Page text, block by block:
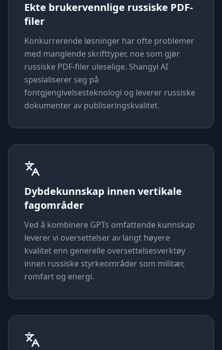
Ekte brukervennlige russiske PDF-
filer
Konkurrerende løsninger har ofte problemer
med manglende skrifttyper, noe som gjør
russiske PDF-filer uleselige. Shangyi AI
spesialiserer seg på
fontgjengivelsesteknologi og leverer russiske
dokumenter av publiseringskvalitet.
Dybdekunnskap innen vertikale
fagområder
Ved å kombinere GPTs omfattende kunnskap
leverer vi oversettelser av langt høyere
kvalitet enn generelle oversettelsesverktøy
innen russiske styrkeområder som militær,
romfart og energi.